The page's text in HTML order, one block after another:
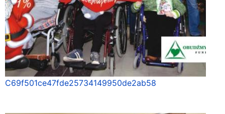
C69f501ce47fde25734149950de2ab58